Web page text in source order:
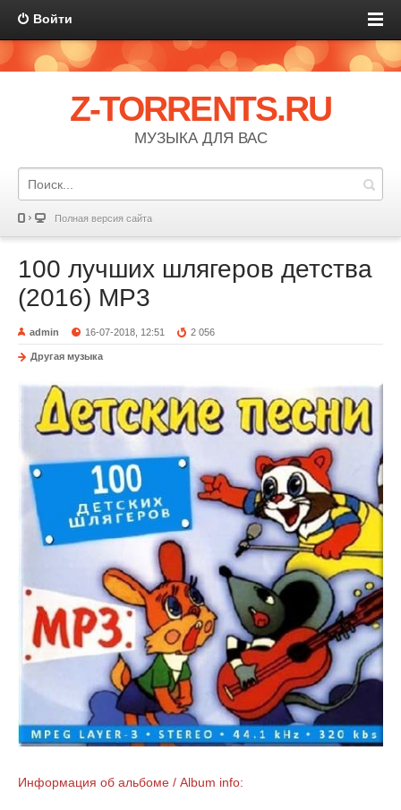
Войти
Z-TORRENTS.RU
МУЗЫКА ДЛЯ ВАС
Полная версия сайта
100 лучших шлягеров детства
(2016) MP3
admin 16-07-2018, 12:51 2 056
Другая музыка
Информация об альбоме / Album info: